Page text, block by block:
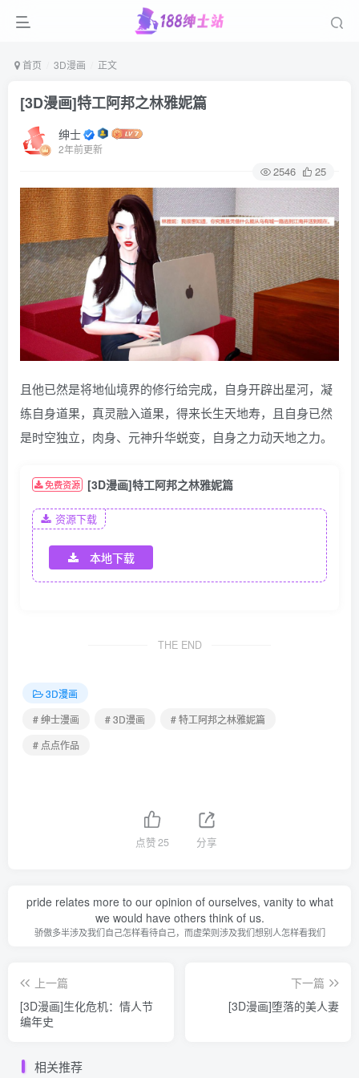
首页 3D漫画 正文
[3D漫画]特工阿邦之林雅妮篇
绅士
2年前更新
2546 25
且他已然是将地仙境界的修行给完成，自身开辟出星河，凝
练自身道果，真灵融入道果，得来长生天地寿，且自身已然
是时空独立，肉身、元神升华蜕变，自身之力动天地之力。
免费资源 [3D漫画]特工阿邦之林雅妮篇
资源下载
本地下载
THE END
3D漫画
# 绅士漫画
# 3D漫画
# 特工阿邦之林雅妮篇
# 点点作品
点赞25 分享
pride relates more to our opinion of ourselves, vanity to what
we would have others think of us.
骄傲多半涉及我们自己怎样看待自己，而虚荣则涉及我们想别人怎样看我们
上一篇
[3D漫画]生化危机：情人节
编年史
下一篇
[3D漫画]堕落的美人妻
相关推荐